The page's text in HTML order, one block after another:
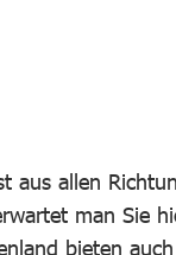
aus allen
man Sie
bieten auch